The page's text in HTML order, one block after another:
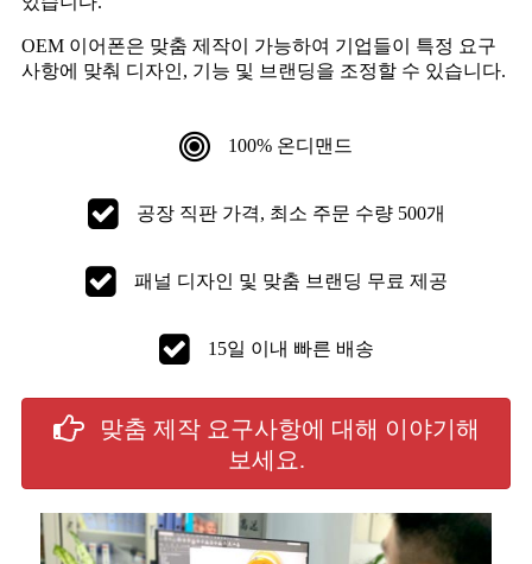
OEM 이어폰은 맞춤 제작이 가능하여 기업들이 특정 요구
사항에 맞춰 디자인, 기능 및 브랜딩을 조정할 수 있습니다.
100% 온디맨드
공장 직판 가격, 최소 주문 수량 500개
패널 디자인 및 맞춤 브랜딩 무료 제공
15일 이내 빠른 배송
맞춤 제작 요구사항에 대해 이야기해
보세요.